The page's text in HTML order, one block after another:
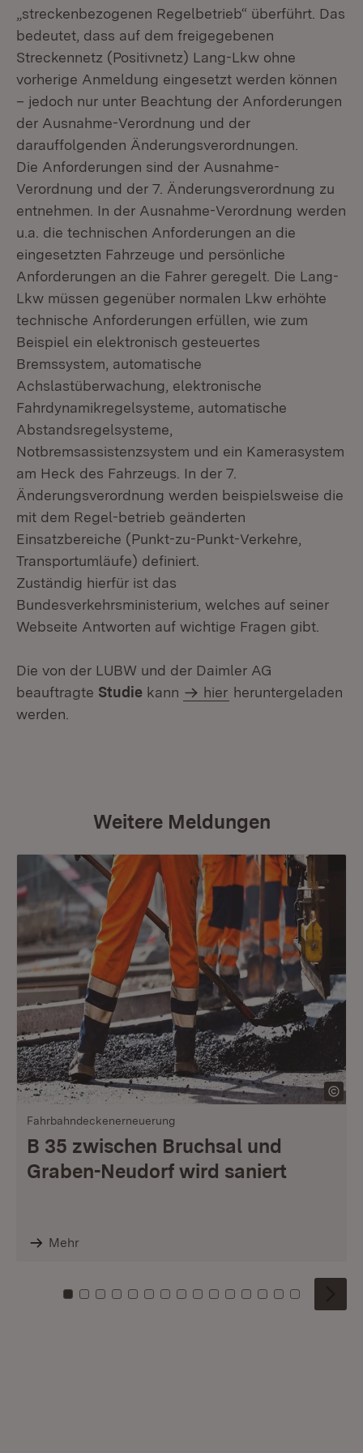
„streckenbezogenen Regelbetrieb“ überführt. Das
bedeutet, dass auf dem freigegebenen
Streckennetz (Positivnetz) Lang-Lkw ohne
vorherige Anmeldung eingesetzt werden können
– jedoch nur unter Beachtung der Anforderungen
der Ausnahme-Verordnung und der
darauffolgenden Änderungsverordnungen.
Die Anforderungen sind der Ausnahme-
Verordnung und der 7. Änderungsverordnung zu
entnehmen. In der Ausnahme-Verordnung werden
u.a. die technischen Anforderungen an die
eingesetzten Fahrzeuge und persönliche
Anforderungen an die Fahrer geregelt. Die Lang-
Lkw müssen gegenüber normalen Lkw erhöhte
technische Anforderungen erfüllen, wie zum
Beispiel ein elektronisch gesteuertes
Bremssystem, automatische
Achslastüberwachung, elektronische
Fahrdynamikregelsysteme, automatische
Abstandsregelsysteme,
Notbremsassistenzsystem und ein Kamerasystem
am Heck des Fahrzeugs. In der 7.
Änderungsverordnung werden beispielsweise die
mit dem Regel-betrieb geänderten
Einsatzbereiche (Punkt-zu-Punkt-Verkehre,
Transportumläufe) definiert.
Zuständig hierfür ist das
Bundesverkehrsministerium, welches auf seiner
Webseite Antworten auf wichtige Fragen gibt.
Die von der LUBW und der Daimler AG
beauftragte Studie kann hier heruntergeladen
werden.
Weitere Meldungen
Fahrbahndeckenerneuerung
B 35 zwischen Bruchsal und
Graben-Neudorf wird saniert
Mehr
Zu Kachel: 0
Zu Kachel: 1
Zu Kachel: 2
Zu Kachel: 3
Zu Kachel: 4
Zu Kachel: 5
Zu Kachel: 6
Zu Kachel: 7
Zu Kachel: 8
Zu Kachel: 9
Zu Kachel: 10
Zu Kachel: 11
Zu Kachel: 12
Zu Kachel:
Zu